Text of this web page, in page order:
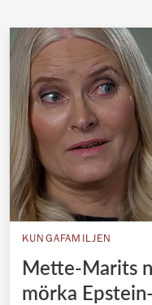
KUNGAFAMILJEN
Mette-Marits
mörka